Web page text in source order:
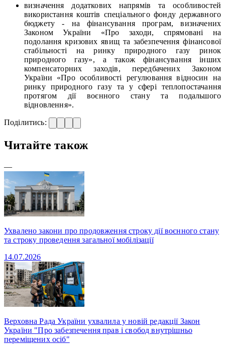
визначення додаткових напрямів та особливостей
використання коштів спеціального фонду державного
бюджету - на фінансування програм, визначених
Законом України «Про заходи, спрямовані на
подолання кризових явищ та забезпечення фінансової
стабільності на ринку природного газу ринок
природного газу», а також фінансування інших
компенсаторних заходів, передбачених Законом
України «Про особливості регулювання відносин на
ринку природного газу та у сфері теплопостачання
протягом дії воєнного стану та подальшого
відновлення».
Поділитись:
Читайте також
—
Ухвалено закони про продовження строку дії воєнного стану
та строку проведення загальної мобілізації
14.07.2026
Верховна Рада України ухвалила у новій редакції Закон
України "Про забезпечення прав і свобод внутрішньо
переміщених осіб"